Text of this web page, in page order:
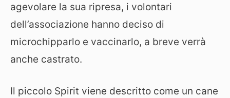
agevolare la sua ripresa, i volontari
dell’associazione hanno deciso di
microchipparlo e vaccinarlo, a breve verrà
anche castrato.
Il piccolo Spirit viene descritto come un cane